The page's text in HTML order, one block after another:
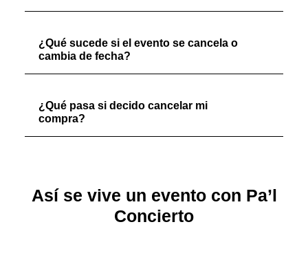
¿Qué sucede si el evento se cancela o
cambia de fecha?
¿Qué pasa si decido cancelar mi
compra?
Así se vive un evento con Pa’l
Concierto